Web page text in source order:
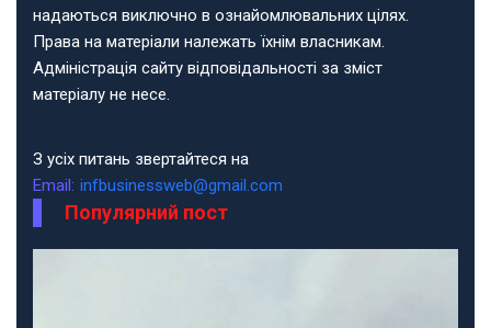
надаються виключно в ознайомлювальних цілях.
Права на матеріали належать їхнім власникам.
Адміністрація сайту відповідальності за зміст
матеріалу не несе.
З усіх питань звертайтеся на
Email: infbusinessweb@gmail.com
Популярний пост